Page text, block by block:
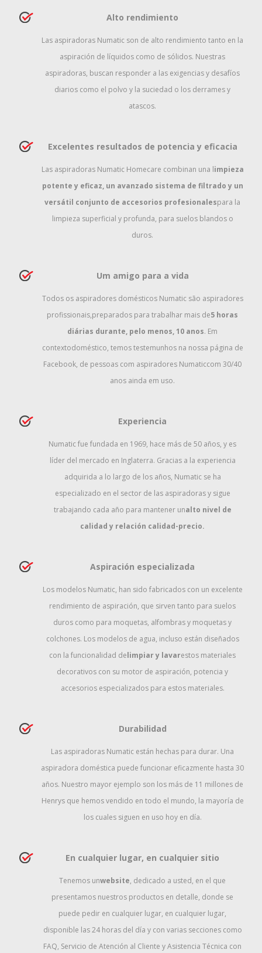
Alto rendimiento
Las aspiradoras Numatic son de alto rendimiento tanto en la
aspiración de líquidos como de sólidos. Nuestras
aspiradoras, buscan responder a las exigencias y desafíos
diarios como el polvo y la suciedad o los derrames y
atascos.
Excelentes resultados de potencia y eficacia
Las aspiradoras Numatic Homecare combinan una limpieza
potente y eficaz, un avanzado sistema de filtrado y un
versátil conjunto de accesorios profesionalespara la
limpieza superficial y profunda, para suelos blandos o
duros.
Um amigo para a vida
Todos os aspiradores domésticos Numatic são aspiradores
profissionais,preparados para trabalhar mais de5 horas
diárias durante, pelo menos, 10 anos. Em
contextodoméstico, temos testemunhos na nossa página de
Facebook, de pessoas com aspiradores Numaticcom 30/40
anos ainda em uso.
Experiencia
Numatic fue fundada en 1969, hace más de 50 años, y es
líder del mercado en Inglaterra. Gracias a la experiencia
adquirida a lo largo de los años, Numatic se ha
especializado en el sector de las aspiradoras y sigue
trabajando cada año para mantener unalto nivel de
calidad y relación calidad-precio.
Aspiración especializada
Los modelos Numatic, han sido fabricados con un excelente
rendimiento de aspiración, que sirven tanto para suelos
duros como para moquetas, alfombras y moquetas y
colchones. Los modelos de agua, incluso están diseñados
con la funcionalidad delimpiar y lavarestos materiales
decorativos con su motor de aspiración, potencia y
accesorios especializados para estos materiales.
Durabilidad
Las aspiradoras Numatic están hechas para durar. Una
aspiradora doméstica puede funcionar eficazmente hasta 30
años. Nuestro mayor ejemplo son los más de 11 millones de
Henrys que hemos vendido en todo el mundo, la mayoría de
los cuales siguen en uso hoy en día.
En cualquier lugar, en cualquier sitio
Tenemos unwebsite, dedicado a usted, en el que
presentamos nuestros productos en detalle, donde se
puede pedir en cualquier lugar, en cualquier lugar,
disponible las 24 horas del día y con varias secciones como
FAQ, Servicio de Atención al Cliente y Asistencia Técnica con